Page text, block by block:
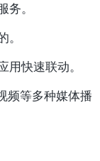
务。
。
用快速联动。
频等多种媒体播